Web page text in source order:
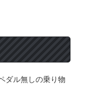
ダル無しの乗り物